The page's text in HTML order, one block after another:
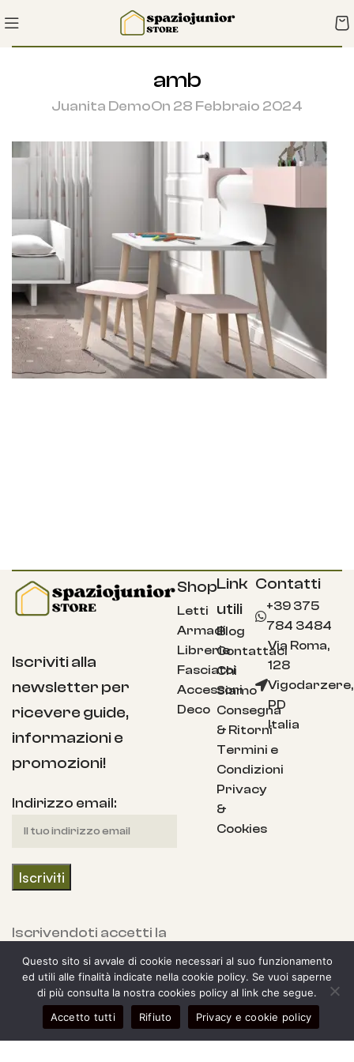
amb
Juanita DemoOn 28 Febbraio 2024
Iscriviti alla
newsletter per
ricevere guide,
informazioni e
promozioni!
Indirizzo email:
Iscrivendoti accetti la
nostra Informativa
sulla privacy e fornisci
il consenso a ricevere
aggiornamenti dalla
nostra azienda.
Shop
Letti
Armadi
Librerie
Fasciatoi
Accessori
Deco
Link
utili
Blog
Contattaci
Chi
Siamo
Consegna
& Ritorni
Termini e
Condizioni
Privacy
&
Cookies
Contatti
+39 375
784 3484
Via Roma,
128
Vigodarzere,
PD
Italia
laterale
Il mio account
0
Carrello
Questo sito si avvale di cookie necessari al suo funzionamento
ed utili alle finalità indicate nella cookie policy. Se vuoi saperne
di più consulta la nostra cookies policy al link che segue.
Accetto tutti
Rifiuto Privacy e cookie policy